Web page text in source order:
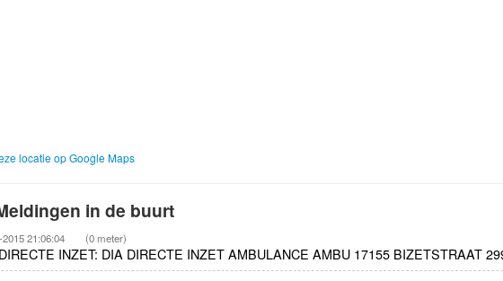
locatie op Google Maps
in de buurt
21:06:04 (0 meter)
INZET: DIA DIRECTE INZET AMBULANCE AMBU 17155 BIZETSTRAAT